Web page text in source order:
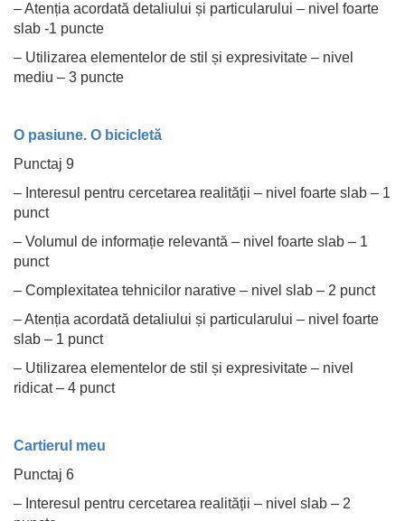
– Atenția acordată detaliului și particularului – nivel foarte
slab -1 puncte
– Utilizarea elementelor de stil și expresivitate – nivel
mediu – 3 puncte
O pasiune. O bicicletă
Punctaj 9
– Interesul pentru cercetarea realității – nivel foarte slab – 1
punct
– Volumul de informație relevantă – nivel foarte slab – 1
punct
– Complexitatea tehnicilor narative – nivel slab – 2 punct
– Atenția acordată detaliului și particularului – nivel foarte
slab – 1 punct
– Utilizarea elementelor de stil și expresivitate – nivel
ridicat – 4 punct
Cartierul meu
Punctaj 6
– Interesul pentru cercetarea realității – nivel slab – 2